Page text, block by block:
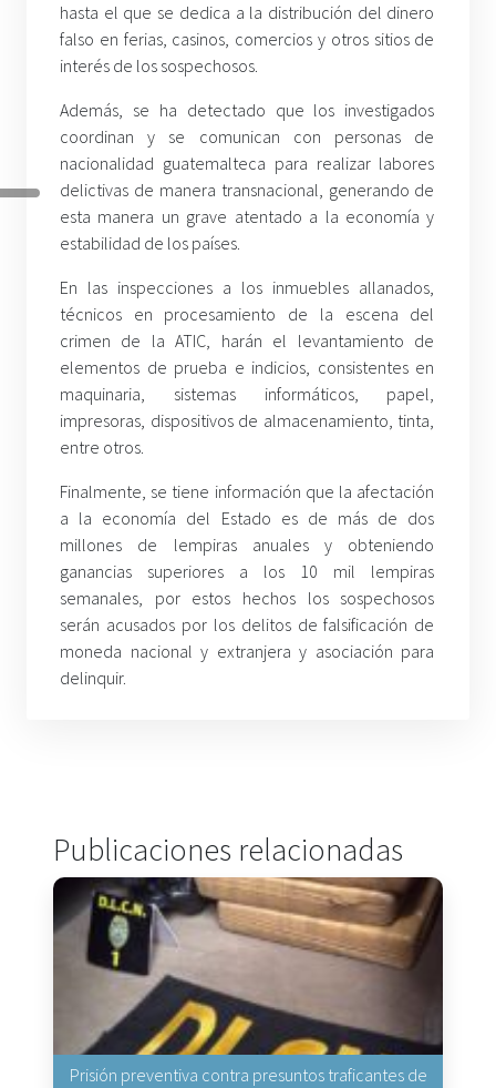
hasta el que se dedica a la distribución del dinero
falso en ferias, casinos, comercios y otros sitios de
interés de los sospechosos.
Además, se ha detectado que los investigados
coordinan y se comunican con personas de
nacionalidad guatemalteca para realizar labores
delictivas de manera transnacional, generando de
esta manera un grave atentado a la economía y
estabilidad de los países.
En las inspecciones a los inmuebles allanados,
técnicos en procesamiento de la escena del
crimen de la ATIC, harán el levantamiento de
elementos de prueba e indicios, consistentes en
maquinaria, sistemas informáticos, papel,
impresoras, dispositivos de almacenamiento, tinta,
entre otros.
Finalmente, se tiene información que la afectación
a la economía del Estado es de más de dos
millones de lempiras anuales y obteniendo
ganancias superiores a los 10 mil lempiras
semanales, por estos hechos los sospechosos
serán acusados por los delitos de falsificación de
moneda nacional y extranjera y asociación para
delinquir.
Publicaciones relacionadas
Prisión preventiva contra presuntos traficantes de